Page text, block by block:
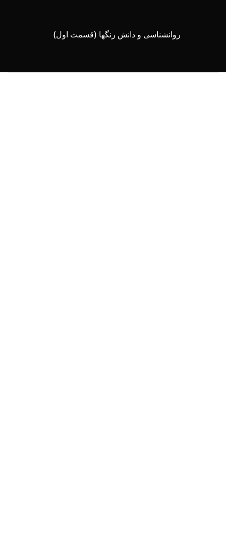
روانشناسی و دانش رنگها (قسمت اول)